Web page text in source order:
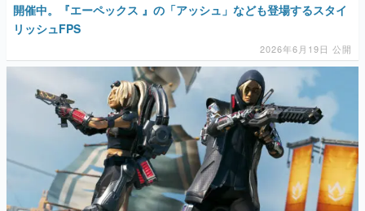
開催中。『エーペックス 』の「アッシュ」なども登場するスタイ
リッシュFPS
2026年6月19日 公開